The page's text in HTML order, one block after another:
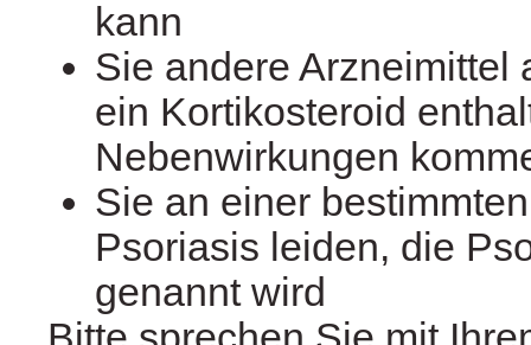
kann
Sie andere Arzneimittel
ein Kortikosteroid
Nebenwirkungen
Sie an einer
Psoriasis leiden, die
genannt wird